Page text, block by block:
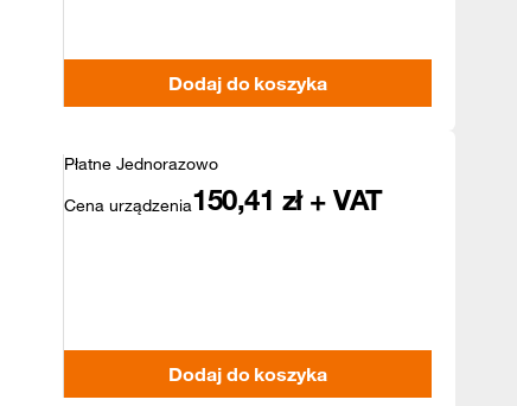
Dodaj do koszyka
Płatne Jednorazowo
Cena urządzenia150,41 zł + VAT
Dodaj do koszyka